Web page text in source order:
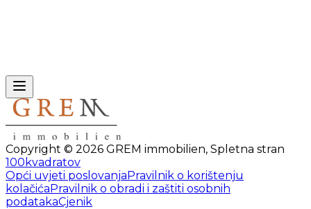
Copyright © 2026 GREM immobilien, Spletna stran
100kvadratov
Opći uvjeti poslovanjaPravilnik o korištenju
kolačićaPravilnik o obradi i zaštiti osobnih
podatakaCjenik